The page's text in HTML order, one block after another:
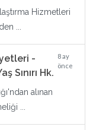
Hizmetleri
...
-
Sınırı Hk.
8 ay
önce
alınan
...